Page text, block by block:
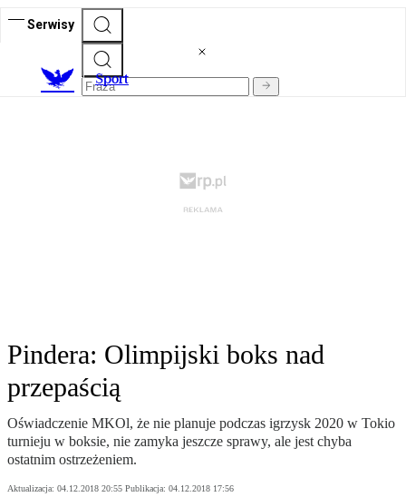
Serwisy
Sport
Pindera: Olimpijski boks nad
przepaścią
Oświadczenie MKOl, że nie planuje podczas igrzysk 2020 w Tokio
turnieju w boksie, nie zamyka jeszcze sprawy, ale jest chyba
ostatnim ostrzeżeniem.
Aktualizacja: 04.12.2018 20:55 Publikacja: 04.12.2018 17:56